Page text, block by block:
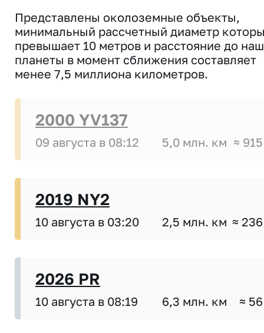
Представлены околоземные объекты,
минимальный рассчетный диаметр
превышает 10 метров и расстояние до
планеты в момент сближения составляет
менее 7,5 миллиона километров.
2000 YV137
09 августа в 08:12 5,0 млн. км ≈
2019 NY2
10 августа в 03:20 2,5 млн. км ≈
2026 PR
10 августа в 08:19 6,3 млн. км ≈